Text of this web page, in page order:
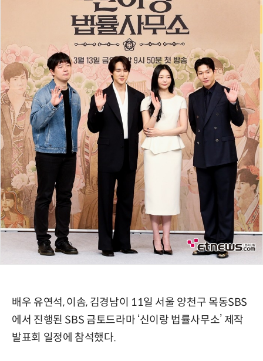
배우 유연석, 이솜, 김경남이 11일 서울 양천구 목동SBS
에서 진행된 SBS 금토드라마 ‘신이랑 법률사무소’ 제작
발표회 일정에 참석했다.